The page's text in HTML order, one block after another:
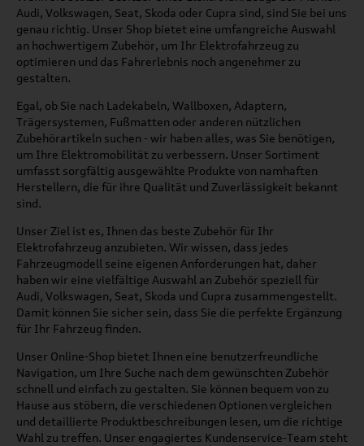
Audi, Volkswagen, Seat, Skoda oder Cupra sind, sind Sie bei uns
genau richtig. Unser Shop bietet eine umfangreiche Auswahl
an hochwertigem Zubehör, um Ihr Elektrofahrzeug zu
optimieren und das Fahrerlebnis noch angenehmer zu
gestalten.
Egal, ob Sie nach Ladekabeln, Wallboxen, Adaptern,
Trägersystemen, Fußmatten oder anderen nützlichen
Zubehörartikeln suchen - wir haben alles, was Sie benötigen,
um Ihre Elektromobilität zu verbessern. Unser Sortiment
umfasst sorgfältig ausgewählte Produkte von namhaften
Herstellern, die für ihre Qualität und Zuverlässigkeit bekannt
sind.
Unser Ziel ist es, Ihnen das beste Zubehör für Ihr
Elektrofahrzeug anzubieten. Wir wissen, dass jedes
Fahrzeugmodell seine eigenen Anforderungen hat, daher
haben wir eine vielfältige Auswahl an Zubehör speziell für
Audi, Volkswagen, Seat, Skoda und Cupra zusammengestellt.
Damit können Sie sicher sein, dass Sie die perfekte Ergänzung
für Ihr Fahrzeug finden.
Unser Online-Shop bietet Ihnen eine benutzerfreundliche
Navigation, um Ihre Suche nach dem gewünschten Zubehör
schnell und einfach zu gestalten. Sie können bequem von zu
Hause aus stöbern, die verschiedenen Optionen vergleichen
und detaillierte Produktbeschreibungen lesen, um die richtige
Wahl zu treffen. Unser engagiertes Kundenservice-Team steht